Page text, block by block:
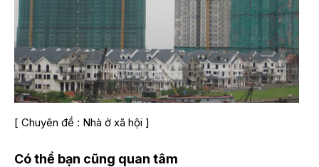
[ Chuyên đề : Nhà ở xã hội ]
Có thể bạn cũng quan tâm